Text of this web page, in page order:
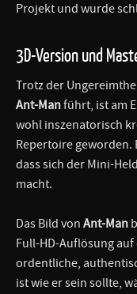
Projekt und wurde
3D-Version und
Trotz der
Ant-Manführt, ist am
wohl inszenatorisch
Repertoire
dass sich der Mini-
macht.
Das Bild von Ant-Man
Full-HD-Auflösung
ordentliche,
ist wie er sein sollte,